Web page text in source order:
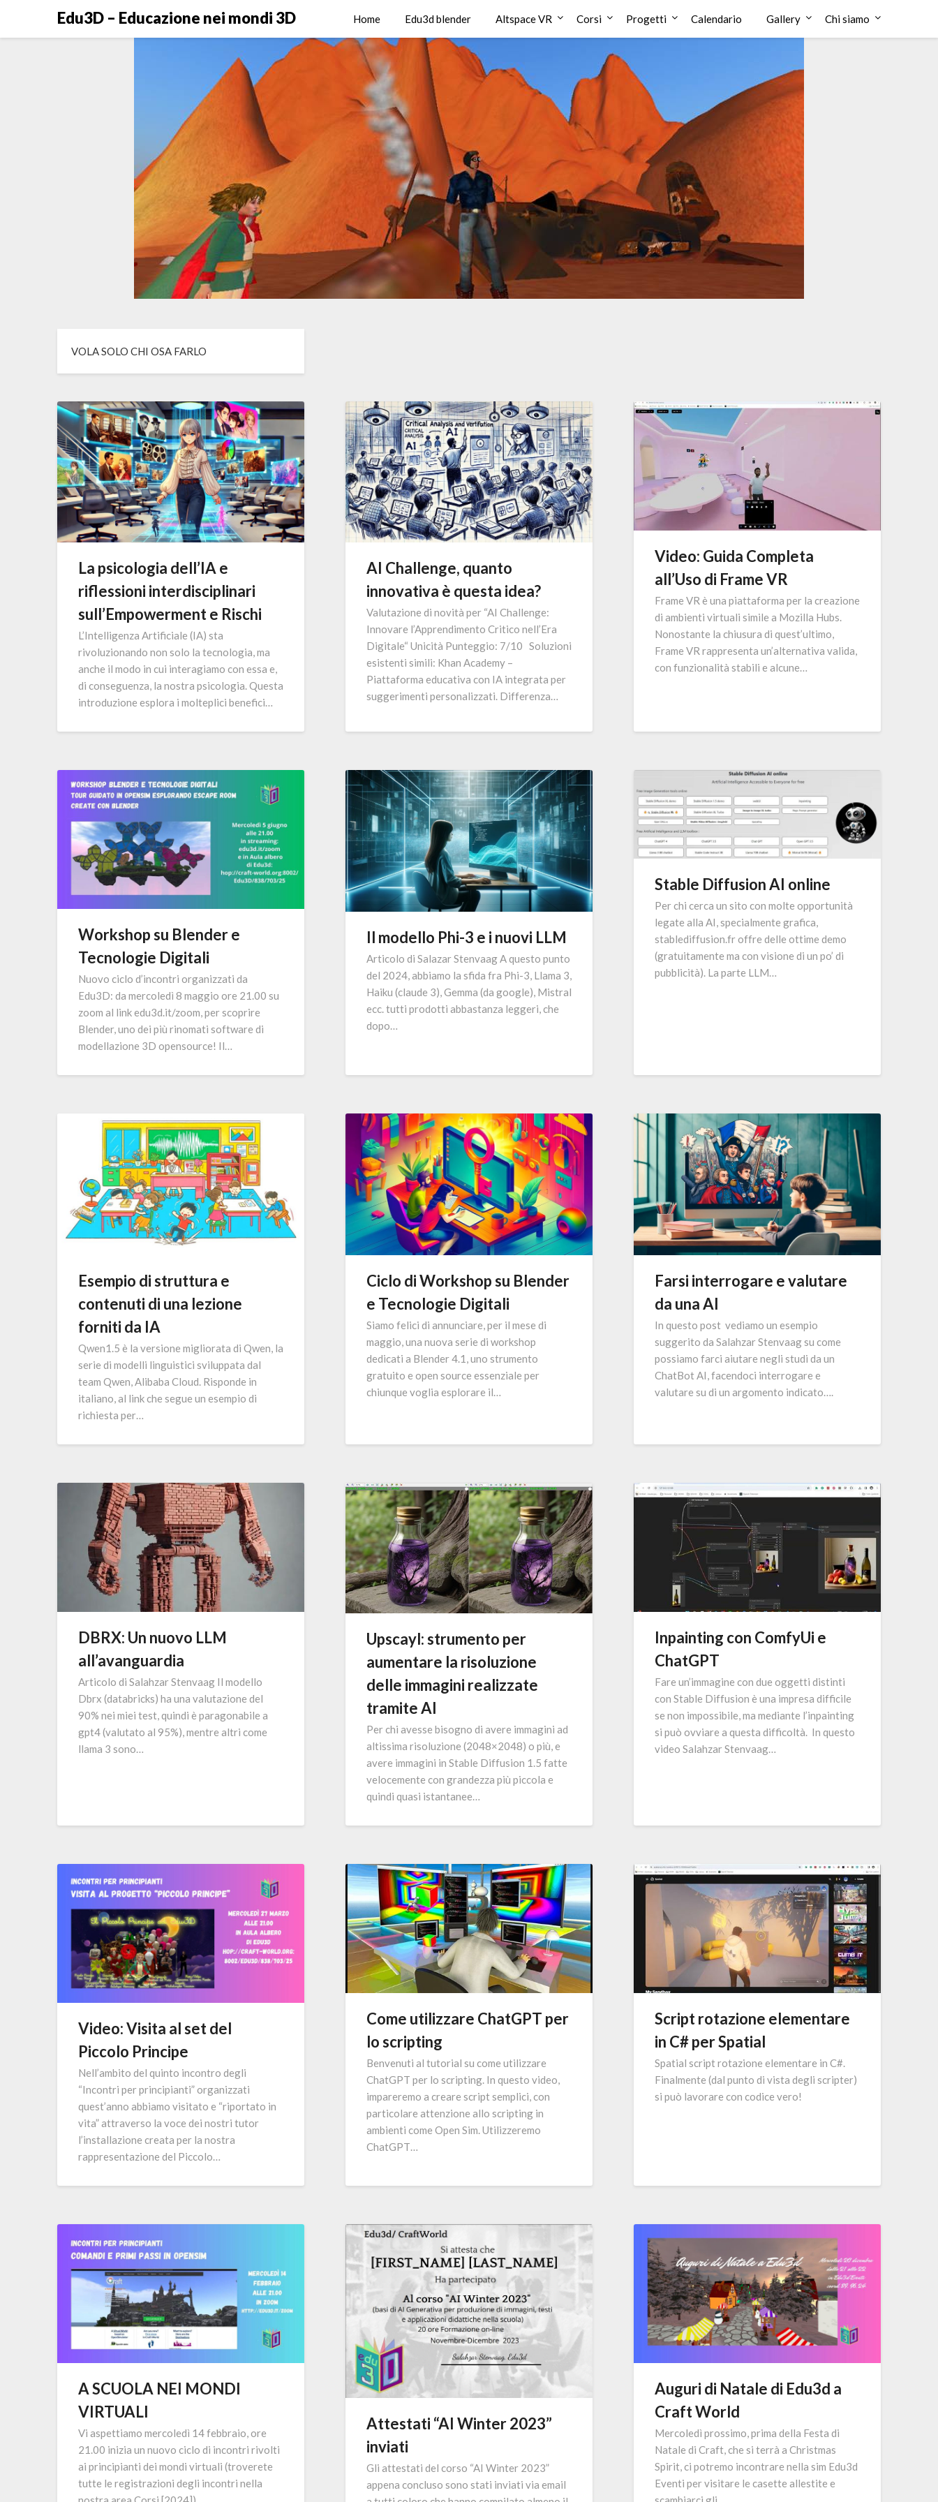
Edu3D – Educazione nei mondi 3D Home Edu3d blender Altspace VR Corsi Progetti Calendario Gallery Chi siamo
VOLA SOLO CHI OSA FARLO
La psicologia dell’IA e
riflessioni interdisciplinari
sull’Empowerment e Rischi
L’Intelligenza Artificiale (IA) sta
rivoluzionando non solo la tecnologia, ma
anche il modo in cui interagiamo con essa e,
di conseguenza, la nostra psicologia. Questa
introduzione esplora i molteplici benefici…
AI Challenge, quanto
innovativa è questa idea?
Valutazione di novità per “AI Challenge:
Innovare l’Apprendimento Critico nell’Era
Digitale“ Unicità Punteggio: 7/10 Soluzioni
esistenti simili: Khan Academy –
Piattaforma educativa con IA integrata per
suggerimenti personalizzati. Differenza…
Video: Guida Completa
all’Uso di Frame VR
Frame VR è una piattaforma per la creazione
di ambienti virtuali simile a Mozilla Hubs.
Nonostante la chiusura di quest’ultimo,
Frame VR rappresenta un’alternativa valida,
con funzionalità stabili e alcune…
Workshop su Blender e
Tecnologie Digitali
Nuovo ciclo d’incontri organizzati da
Edu3D: da mercoledì 8 maggio ore 21.00 su
zoom al link edu3d.it/zoom, per scoprire
Blender, uno dei più rinomati software di
modellazione 3D opensource! Il…
Il modello Phi-3 e i nuovi LLM
Articolo di Salazar Stenvaag A questo punto
del 2024, abbiamo la sfida fra Phi-3, Llama 3,
Haiku (claude 3), Gemma (da google), Mistral
ecc. tutti prodotti abbastanza leggeri, che
dopo…
Stable Diffusion AI online
Per chi cerca un sito con molte opportunità
legate alla AI, specialmente grafica,
stablediffusion.fr offre delle ottime demo
(gratuitamente ma con visione di un po’ di
pubblicità). La parte LLM…
Esempio di struttura e
contenuti di una lezione
forniti da IA
Qwen1.5 è la versione migliorata di Qwen, la
serie di modelli linguistici sviluppata dal
team Qwen, Alibaba Cloud. Risponde in
italiano, al link che segue un esempio di
richiesta per…
Ciclo di Workshop su Blender
e Tecnologie Digitali
Siamo felici di annunciare, per il mese di
maggio, una nuova serie di workshop
dedicati a Blender 4.1, uno strumento
gratuito e open source essenziale per
chiunque voglia esplorare il…
Farsi interrogare e valutare
da una AI
In questo post vediamo un esempio
suggerito da Salahzar Stenvaag su come
possiamo farci aiutare negli studi da un
ChatBot AI, facendoci interrogare e
valutare su di un argomento indicato….
DBRX: Un nuovo LLM
all’avanguardia
Articolo di Salahzar Stenvaag Il modello
Dbrx (databricks) ha una valutazione del
90% nei miei test, quindi è paragonabile a
gpt4 (valutato al 95%), mentre altri come
llama 3 sono…
Upscayl: strumento per
aumentare la risoluzione
delle immagini realizzate
tramite AI
Per chi avesse bisogno di avere immagini ad
altissima risoluzione (2048×2048) o più, e
avere immagini in Stable Diffusion 1.5 fatte
velocemente con grandezza più piccola e
quindi quasi istantanee…
Inpainting con ComfyUi e
ChatGPT
Fare un’immagine con due oggetti distinti
con Stable Diffusion è una impresa difficile
se non impossibile, ma mediante l’inpainting
si può ovviare a questa difficoltà. In questo
video Salahzar Stenvaag…
Video: Visita al set del
Piccolo Principe
Nell’ambito del quinto incontro degli
“Incontri per principianti” organizzati
quest’anno abbiamo visitato e “riportato in
vita” attraverso la voce dei nostri tutor
l’installazione creata per la nostra
rappresentazione del Piccolo…
Come utilizzare ChatGPT per
lo scripting
Benvenuti al tutorial su come utilizzare
ChatGPT per lo scripting. In questo video,
impareremo a creare script semplici, con
particolare attenzione allo scripting in
ambienti come Open Sim. Utilizzeremo
ChatGPT…
Script rotazione elementare
in C# per Spatial
Spatial script rotazione elementare in C#.
Finalmente (dal punto di vista degli scripter)
si può lavorare con codice vero!
A SCUOLA NEI MONDI
VIRTUALI
Vi aspettiamo mercoledì 14 febbraio, ore
21.00 inizia un nuovo ciclo di incontri rivolti
ai principianti dei mondi virtuali (troverete
tutte le registrazioni degli incontri nella
Attestati “AI Winter 2023”
inviati
Gli attestati del corso “AI Winter 2023”
appena concluso sono stati inviati via email
Auguri di Natale di Edu3d a
Craft World
Mercoledì prossimo, prima della Festa di
Natale di Craft, che si terrà a Christmas
Spirit, ci potremo incontrare nella sim Edu3d
Eventi per visitare le casette allestite e